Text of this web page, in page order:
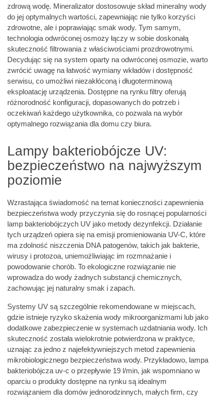
zdrową wodę. Mineralizator dostosowuje skład mineralny wody
do jej optymalnych wartości, zapewniając nie tylko korzyści
zdrowotne, ale i poprawiając smak wody. Tym samym,
technologia odwróconej osmozy łączy w sobie doskonałą
skuteczność filtrowania z właściwościami prozdrowotnymi.
Decydując się na system oparty na odwróconej osmozie, warto
zwrócić uwagę na łatwość wymiany wkładów i dostępność
serwisu, co umożliwi niezakłóconą i długoterminową
eksploatację urządzenia. Dostępne na rynku filtry oferują
różnorodność konfiguracji, dopasowanych do potrzeb i
oczekiwań każdego użytkownika, co pozwala na wybór
optymalnego rozwiązania dla domu czy biura.
Lampy bakteriobójcze UV:
bezpieczeństwo na najwyższym
poziomie
Wzrastająca świadomość na temat konieczności zapewnienia
bezpieczeństwa wody przyczynia się do rosnącej popularności
lamp bakteriobójczych UV jako metody dezynfekcji. Działanie
tych urządzeń opiera się na emisji promieniowania UV-C, które
ma zdolność niszczenia DNA patogenów, takich jak bakterie,
wirusy i protozoa, uniemożliwiając im rozmnażanie i
powodowanie chorób. To ekologiczne rozwiązanie nie
wprowadza do wody żadnych substancji chemicznych,
zachowując jej naturalny smak i zapach.
Systemy UV są szczególnie rekomendowane w miejscach,
gdzie istnieje ryzyko skażenia wody mikroorganizmami lub jako
dodatkowe zabezpieczenie w systemach uzdatniania wody. Ich
skuteczność została wielokrotnie potwierdzona w praktyce,
uznając za jedno z najefektywniejszych metod zapewnienia
mikrobiologicznego bezpieczeństwa wody. Przykładowo, lampa
bakteriobójcza uv-c o przepływie 19 l/min, jak wspomniano w
oparciu o produkty dostępne na rynku są idealnym
rozwiązaniem dla domów jednorodzinnych, małych firm, czy